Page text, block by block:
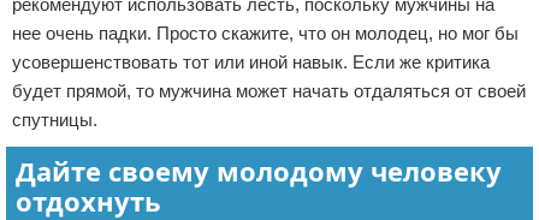
рекомендуют использовать лесть, поскольку мужчины на
нее очень падки. Просто скажите, что он молодец, но мог бы
усовершенствовать тот или иной навык. Если же критика
будет прямой, то мужчина может начать отдаляться от своей
спутницы.
Дайте своему молодому человеку
отдохнуть